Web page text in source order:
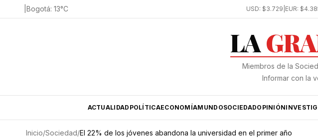
Bogotá: 13°C USD: $3.729 EUR:
LA
Miembros de la
Informar con la
ACTUALIDAD POLÍTICAECONOMÍAMUNDOSOCIEDADOPINIÓN
Inicio/Sociedad/El 22% de los jóvenes abandona la universidad en el primer año